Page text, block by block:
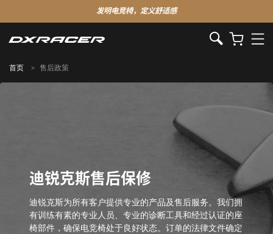
发明电竞椅，定义舒适感
首页 售后政策
迪锐克斯售后保修
迪锐克斯为所有客户提供专业的产品及售后服务。我们拥
有训练有素的专业人员、专业的诊断工具和经过认证的座
椅部件，确保电竞椅处于良好状态。订单的法律文件确定